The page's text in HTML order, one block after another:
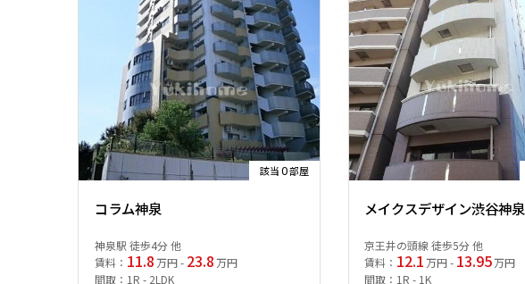
該当0部屋
コラム神泉
神泉駅 徒歩4分 他
賃料： 11.8 万円 - 23.8 万円
間取：1R - 2LDK
メイクスデザイン渋谷神泉
京王井の頭線 徒歩5分 他
賃料： 12.1 万円 - 13.95万円
間取：1R - 1K